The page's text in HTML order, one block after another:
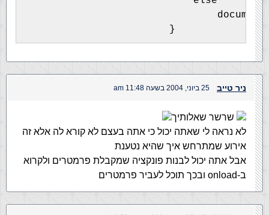
}
ניר טייב 25 ביוני, 2004 בשעה 11:48 am
שרשר שאלותיך
לא נראה לי שאתה יכול כי אתה בעצם לא קורא לה אלא זה
אירוע שמתרחש איך שהיא נטענת
אבל אתה יכול לבנות פונקציה שמקבלת פרמטרים ולקרוא
ב-onload ובכך תוכל לעביר פרמטרים